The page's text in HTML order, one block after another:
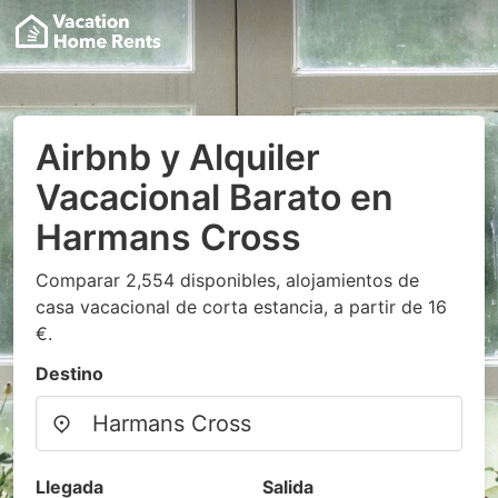
Airbnb y Alquiler
Vacacional Barato en
Harmans Cross
Comparar 2,554 disponibles, alojamientos de
casa vacacional de corta estancia, a partir de 16
€.
Destino
Llegada Salida